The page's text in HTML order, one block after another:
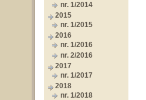
nr. 1/2014
2015
nr. 1/2015
2016
nr. 1/2016
nr. 2/2016
2017
nr. 1/2017
2018
nr. 1/2018